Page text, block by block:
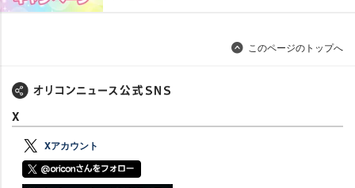
このページのトップへ
X
Xアカウント